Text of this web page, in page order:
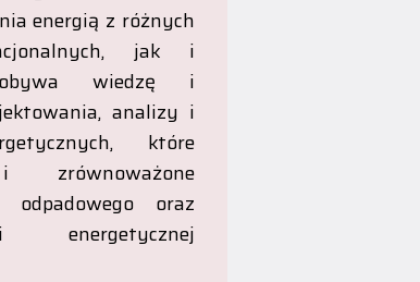
energią z różnych
jak i
wiedzę i
analizy i
które
odpadowego oraz
energetycznej